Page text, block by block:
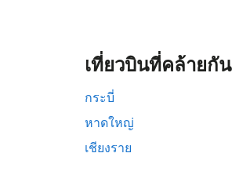
เที่ยวบินที่คล้ายกัน
กระบี่
หาดใหญ่
เชียงราย